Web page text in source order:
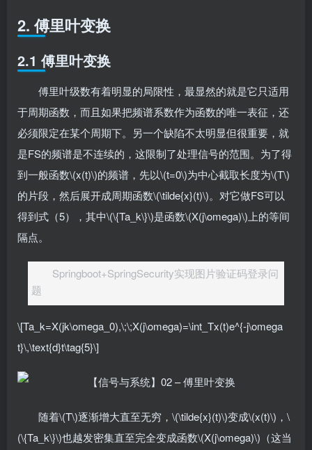
2. 傅里叶变换
2.1 傅里叶变换
傅里叶级数有着明显的局限性，最显然的就是它只适用
于周期函数，而且如果把频谱系数作为函数的唯一表征，还
必须限定在某个周期下。另一个缺陷不太明显但很重要，就
是FS的频谱是不连续的，这限制了处理信号的范围。为了得
到一般函数\(x(t)\)的频谱，先以\(t=0\)为中心截取长度为\(T\)
的片段，然后展开成周期函数\(\tilde{x}(t)\)。对它做FS可以
得到式（5），其中\(\{Ta_k\}\)是函数\(X(j\omega)\)上的等间
隔点。
Springboot+SpringSecurity实现图片验证码登录问
题
\[Ta_k=X(jk\omega_0),\;\;X(j\omega)=\int_Tx(t)e^{-j\omega
t}\,\text{d}t\tag{5}\]
随着\(T\)逐渐增大直至无穷，\(\tilde{x}(t)\)变成\(x(t)\)，\
(\{Ta_k\}\)也越发密集直至完全变成函数\(X(j\omega)\)（这当